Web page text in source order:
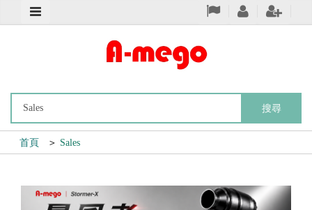
搜尋
首頁 ＞ Sales
Previous Next